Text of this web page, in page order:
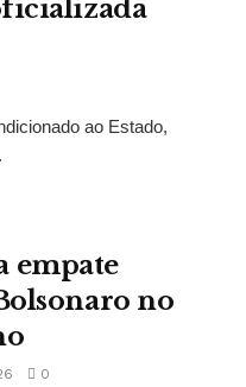
ao Estado,
empate
no
0